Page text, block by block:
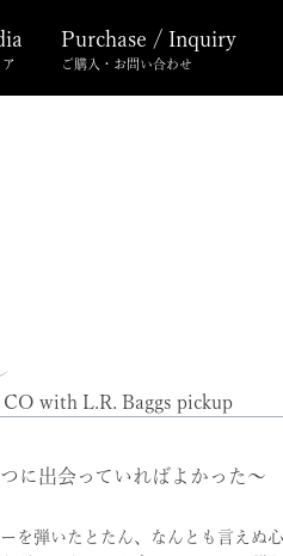
ア
Purchase / Inquiry
ご購入・お問い合わせ
with L.R. Baggs pickup
に出会っていればよかった～
を弾いたとたん、なんとも言えぬ